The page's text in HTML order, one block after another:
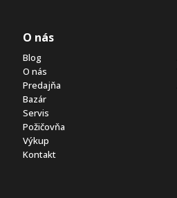
O nás
Blog
O nás
Predajňa
Bazár
Servis
Požičovňa
Výkup
Kontakt